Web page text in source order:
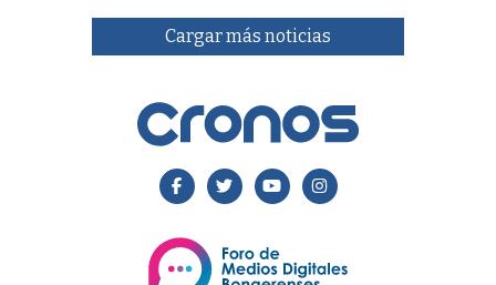
Cargar más noticias